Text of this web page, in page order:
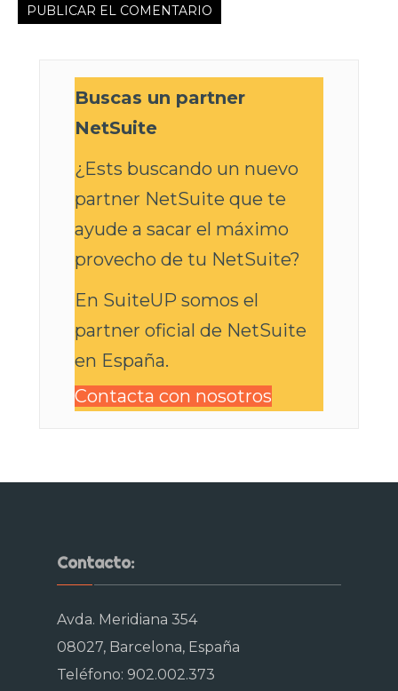
Buscas un partner
NetSuite
¿Ests buscando un nuevo
partner NetSuite que te
ayude a sacar el máximo
provecho de tu NetSuite?
En SuiteUP somos el
partner oficial de NetSuite
en España.
Contacta con nosotros
Contacto:
Avda. Meridiana 354
08027, Barcelona, España
Teléfono: 902.002.373